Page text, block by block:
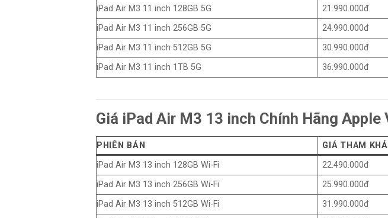
iPad Air M3 11 inch 128GB 5G
21.990.000đ
iPad Air M3 11 inch 256GB 5G
24.990.000đ
iPad Air M3 11 inch 512GB 5G
30.990.000đ
iPad Air M3 11 inch 1TB 5G
36.990.000đ
Giá iPad Air M3 13 inch Chính Hãng Apple
PHIÊN BẢN
GIÁ THAM
iPad Air M3 13 inch 128GB Wi-Fi
22.490.000đ
iPad Air M3 13 inch 256GB Wi-Fi
25.990.000đ
iPad Air M3 13 inch 512GB Wi-Fi
31.990.000đ